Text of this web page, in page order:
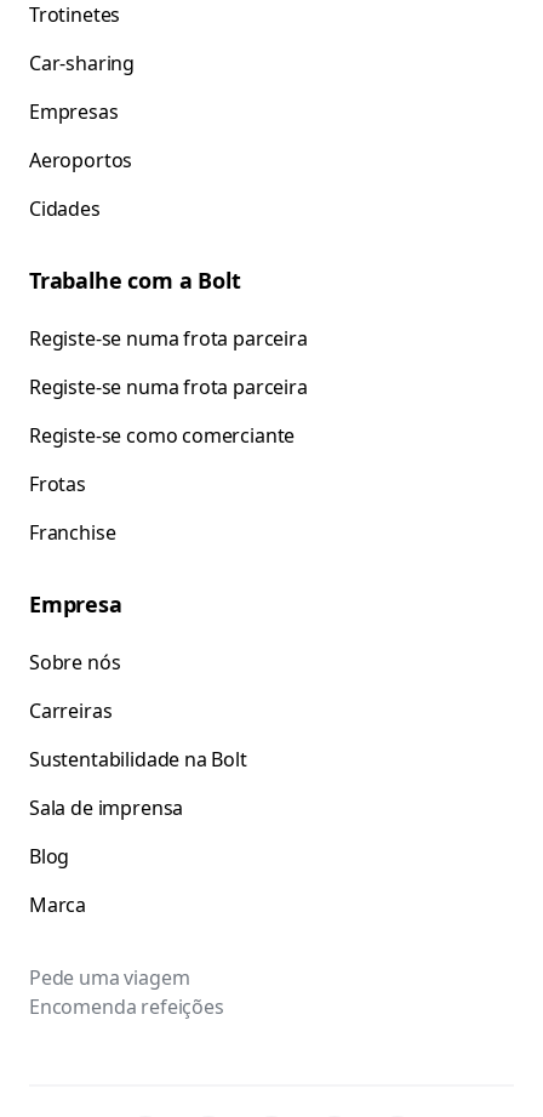
Trotinetes
Car-sharing
Empresas
Aeroportos
Cidades
Trabalhe com a Bolt
Registe-se numa frota parceira
Registe-se numa frota parceira
Registe-se como comerciante
Frotas
Franchise
Empresa
Sobre nós
Carreiras
Sustentabilidade na Bolt
Sala de imprensa
Blog
Marca
Pede uma viagem
Encomenda refeições